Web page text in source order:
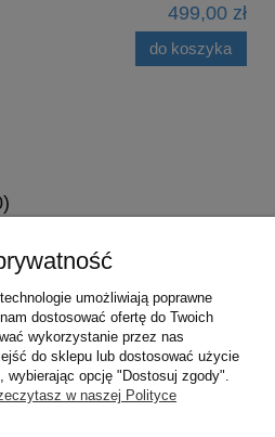
499,00 zł
do koszyka
użytkowników sklepu. Nie
od klientów, którzy kupili dany
sobie prawo do decydowania o
Pomoc
umożliwiają poprawne
dostosować ofertę do Twoich
wykorzystanie przez nas
do sklepu lub dostosować użycie
wybierając opcję "Dostosuj zgody".
w naszej Polityce